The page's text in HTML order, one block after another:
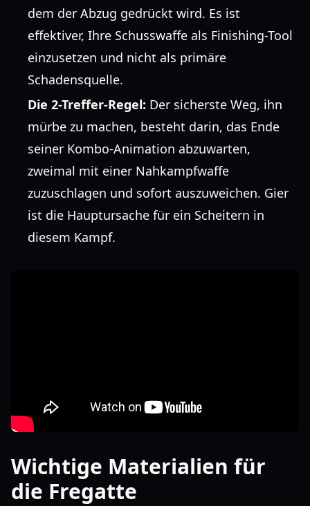
dem der Abzug gedrückt wird. Es ist
effektiver, Ihre Schusswaffe als Finishing-Tool
einzusetzen und nicht als primäre
Schadensquelle.
Die 2-Treffer-Regel: Der sicherste Weg, ihn
mürbe zu machen, besteht darin, das Ende
seiner Kombo-Animation abzuwarten,
zweimal mit einer Nahkampfwaffe
zuzuschlagen und sofort auszuweichen. Gier
ist die Hauptursache für ein Scheitern in
diesem Kampf.
Wichtige Materialien für
die Fregatte